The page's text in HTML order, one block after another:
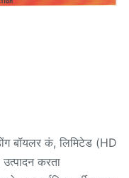
बॉयलर कं, लिमिटेड (HD
करता